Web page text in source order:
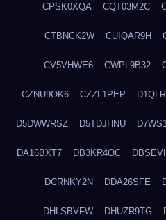
CPSK0XQA CQT03M2C
CTBNCK2W CUIQAR9H
CV5VHWE6 CWPL9B32
CZNU9OK6 CZZL1PEP
D5DWWRSZ D5TDJHNU
DA16BXT7 DB3KR4OC
DCRNKY2N DDA26SFE
DHLSBVFW DHUZR9TG